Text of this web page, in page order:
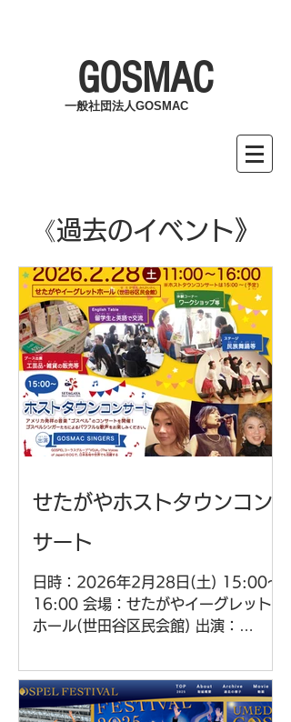
GOSMAC
一般社団法人GOSMAC
《​過去のイベント》
せたがやホストタウンコン
サート
日時：2026年2月28日(土) 15:00〜
16:00 会場：せたがやイーグレット
ホール(世田谷区民会館) 出演：
ワイヤー